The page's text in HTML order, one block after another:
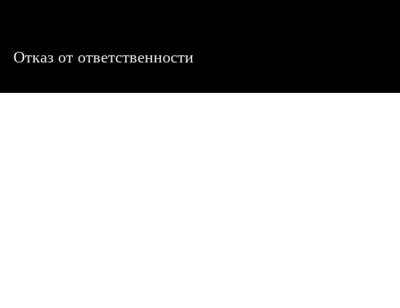
Отказ от ответственности
Все товарные знаки и логотипы, представленные на